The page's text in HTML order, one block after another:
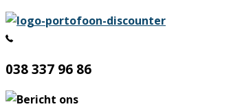
038 337 96 86